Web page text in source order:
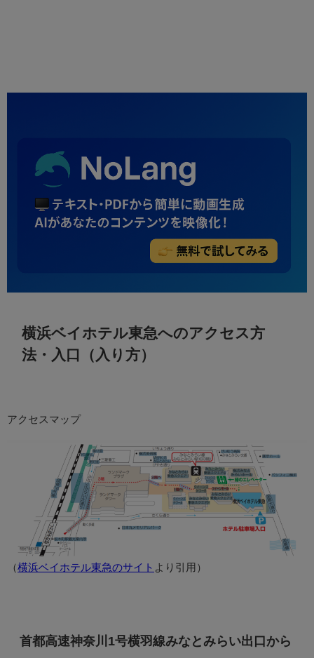
横浜ベイホテル東急へのアクセス方
法・入口（入り方）
アクセスマップ
（横浜ベイホテル東急のサイト より引用）
首都高速神奈川1号横羽線みなとみらい出口から